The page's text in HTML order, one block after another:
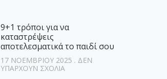
9+1 τρόποι για να
καταστρέψεις
αποτελεσματικά το παιδί σου
17 ΝΟΕΜΒΡΊΟΥ 2025
ΔΕΝ
ΥΠΆΡΧΟΥΝ ΣΧΌΛΙΑ